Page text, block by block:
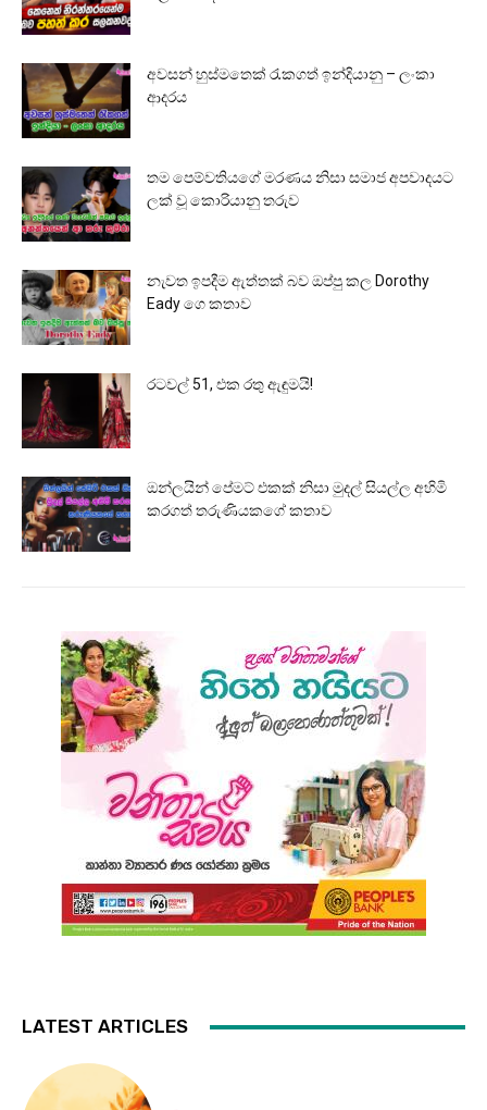
අවසන් හුස්මතෙක් රැකගත් ඉන්දියානු – ලංකා
ආදරය
තම පෙම්වතියගේ මරණය නිසා සමාජ අපවාදයට
ලක් වූ කොරියානු තරුව
නැවත ඉපදීම ඇත්තක් බව ඔප්පු කල Dorothy
Eady ගෙ කතාව
රටවල් 51, එක රතු ඇඳුමයි!
ඔන්ලයින් පේමට් එකක් නිසා මුදල් සියල්ල අහිමි
කරගත් තරුණියකගේ කතාව
LATEST ARTICLES